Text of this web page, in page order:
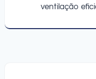
ventilação